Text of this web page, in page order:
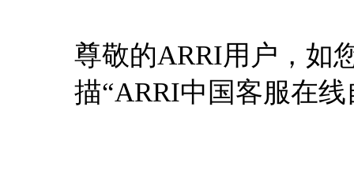
尊敬的ARRI用户，如
描“ARRI中国客服在